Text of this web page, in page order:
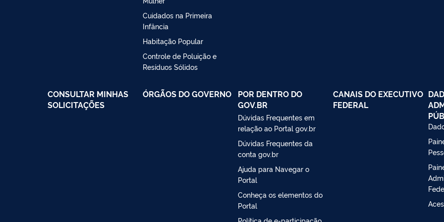
Cuidados na Primeira
Infância
Habitação Popular
Controle de Poluição e
Resíduos Sólidos
CONSULTAR MINHAS
SOLICITAÇÕES
ÓRGÃOS DO GOVERNO
POR DENTRO DO
GOV.BR
Dúvidas Frequentes em
relação ao Portal gov.br
Dúvidas Frequentes da
conta gov.br
Ajuda para Navegar o
Portal
Conheça os elementos do
Portal
CANAIS DO EXECUTIVO
FEDERAL